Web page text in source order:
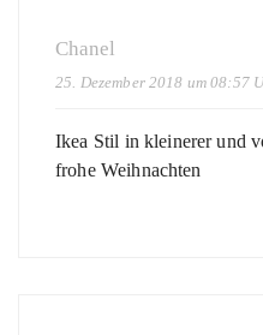
Chanel
25. Dezember 2018 um 08:57
Ikea Stil in kleinerer und
frohe Weihnachten